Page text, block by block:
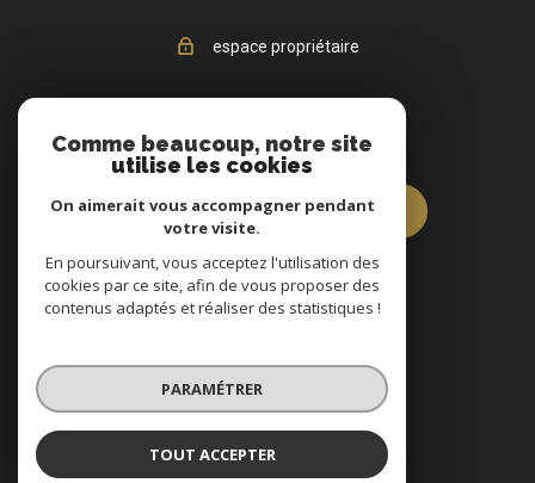
espace propriétaire
Vous êtes vendeur ?
estimez votre bien dès à présent
© 2022 Tous droits réservés
Mentions légales Partenaires Admin
Comme beaucoup, notre site
utilise les cookies
On aimerait vous accompagner pendant
votre visite.
En poursuivant, vous acceptez l'utilisation des
cookies par ce site, afin de vous proposer des
contenus adaptés et réaliser des statistiques !
PARAMÉTRER
TOUT ACCEPTER